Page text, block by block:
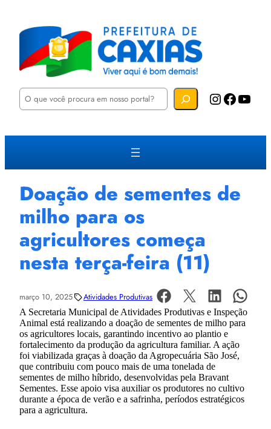
P
u
a
Instagram Facebook YouTube
Doação de sementes de
milho para os
agricultores começa
nesta terça-feira (11)
março 10, 2025 Atividades Produtivas
A Secretaria Municipal de Atividades Produtivas e Inspeção
Animal está realizando a doação de sementes de milho para
os agricultores locais, garantindo incentivo ao plantio e
fortalecimento da produção da agricultura familiar. A ação
foi viabilizada graças à doação da Agropecuária São José,
que contribuiu com pouco mais de uma tonelada de
sementes de milho híbrido, desenvolvidas pela Bravant
Sementes. Esse apoio visa auxiliar os produtores no cultivo
durante a época de verão e a safrinha, períodos estratégicos
para a agricultura.